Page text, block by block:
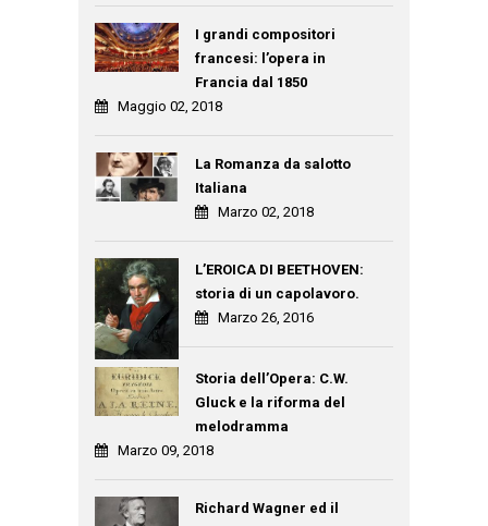
I grandi compositori
francesi: l’opera in
Francia dal 1850
Maggio 02, 2018
La Romanza da salotto
Italiana
Marzo 02, 2018
L’EROICA DI BEETHOVEN:
storia di un capolavoro.
Marzo 26, 2016
Storia dell’Opera: C.W.
Gluck e la riforma del
melodramma
Marzo 09, 2018
Richard Wagner ed il